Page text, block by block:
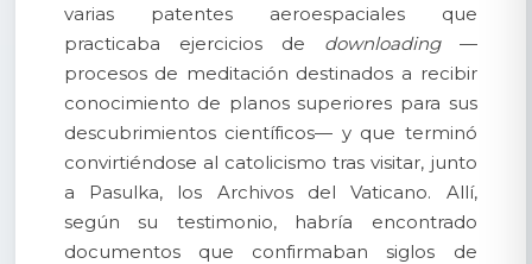
varias patentes aeroespaciales que
practicaba ejercicios de downloading—
procesos de meditación destinados a recibir
conocimiento de planos superiores para sus
descubrimientos científicos— y que terminó
convirtiéndose al catolicismo tras visitar, junto
a Pasulka, los Archivos del Vaticano. Allí,
según su testimonio, habría encontrado
documentos que confirmaban siglos de